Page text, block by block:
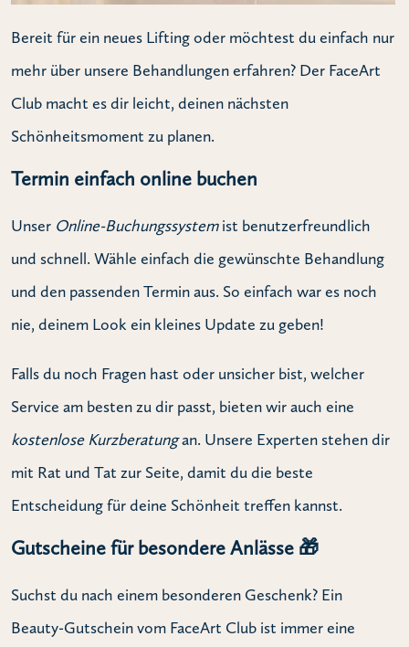
Bereit für ein neues Lifting oder möchtest du einfach nur
mehr über unsere Behandlungen erfahren? Der FaceArt
Club macht es dir leicht, deinen nächsten
Schönheitsmoment zu planen.
Termin einfach online buchen
Unser Online-Buchungssystemist benutzerfreundlich
und schnell. Wähle einfach die gewünschte Behandlung
und den passenden Termin aus. So einfach war es noch
nie, deinem Look ein kleines Update zu geben!
Falls du noch Fragen hast oder unsicher bist, welcher
Service am besten zu dir passt, bieten wir auch eine
kostenlose Kurzberatungan. Unsere Experten stehen dir
mit Rat und Tat zur Seite, damit du die beste
Entscheidung für deine Schönheit treffen kannst.
Gutscheine für besondere Anlässe 🎁
Suchst du nach einem besonderen Geschenk? Ein
Beauty-Gutschein vom FaceArt Club ist immer eine